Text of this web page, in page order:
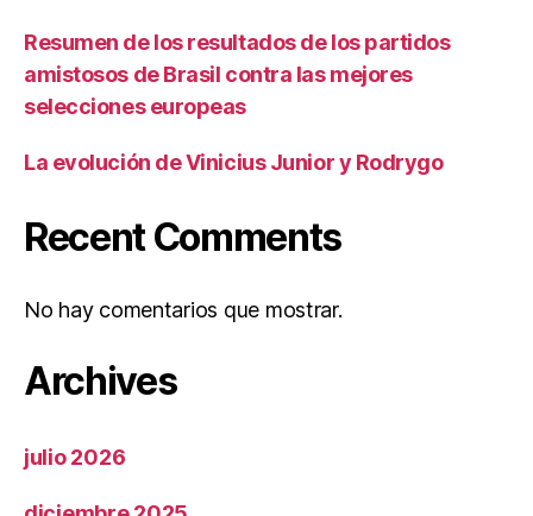
Resumen de los resultados de los partidos
amistosos de Brasil contra las mejores
selecciones europeas
La evolución de Vinicius Junior y Rodrygo
Recent Comments
No hay comentarios que mostrar.
Archives
julio 2026